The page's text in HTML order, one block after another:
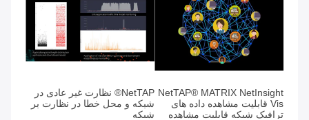
NetTAP® MATRIX NetInsight
Vis قابلیت مشاهده داده های
ترافیک شبکه قابلیت مشاهده
NetTAP® نظارت غیر عادی در
شبکه و محل خطا در نظارت بر
شبکه